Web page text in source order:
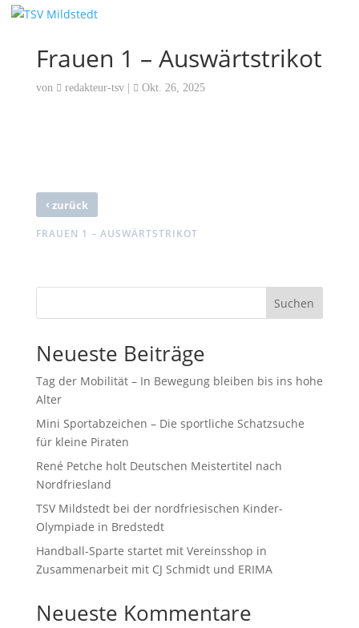
Frauen 1 – Auswärtstrikot
von redakteur-tsv| Okt. 26, 2025
‹ zurück
FRAUEN 1 – AUSWÄRTSTRIKOT
Suchen
Neueste Beiträge
Tag der Mobilität – In Bewegung bleiben bis ins hohe
Alter
Mini Sportabzeichen – Die sportliche Schatzsuche
für kleine Piraten
René Petche holt Deutschen Meistertitel nach
Nordfriesland
TSV Mildstedt bei der nordfriesischen Kinder-
Olympiade in Bredstedt
Handball-Sparte startet mit Vereinsshop in
Zusammenarbeit mit CJ Schmidt und ERIMA
Neueste Kommentare